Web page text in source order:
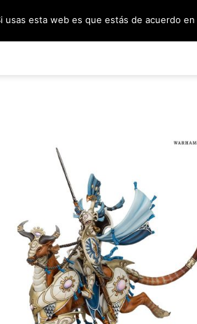
esta web es que estás de acuerdo en